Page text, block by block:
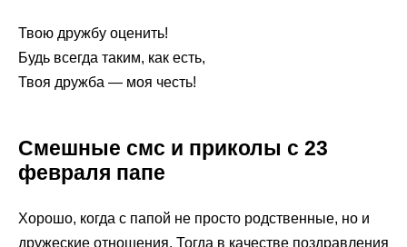
Твою дружбу оценить!
Будь всегда таким, как есть,
Твоя дружба — моя честь!
Смешные смс и приколы с 23
февраля папе
Хорошо, когда с папой не просто родственные, но и
дружеские отношения. Тогда в качестве поздравления